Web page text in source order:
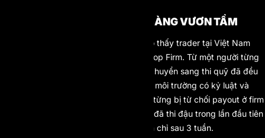
TRADER TẠI VIỆT ĐÃ SẴN SÀNG VƯƠN TẦM
Không thiếu những ví dụ thực tế cho thấy trader tại Việt Nam
đang từng bước “vươn mình” nhờ Prop Firm. Từ một người từng
cháy ba tài khoản cá nhân, sau khi chuyển sang thi quỹ đã đều
đặn nhận payout mỗi tháng nhờ vào môi trường có kỷ luật và
coaching rõ ràng. Một người khác – từng bị từ chối payout ở firm
khác – sau khi chuyển sang AI Prop đã thi đậu trong lần đầu tiên
và rút được khoản lợi nhuận đầu tiên chỉ sau 3 tuần.